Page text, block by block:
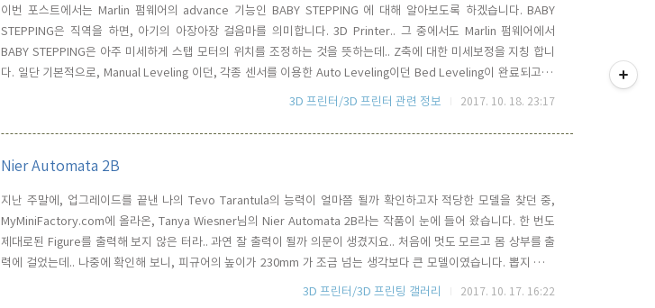
이번 포스트에서는 Marlin 펌웨어의 advance 기능인 BABY STEPPING 에 대해 알아보도록 하겠습니다. BABY
STEPPING은 직역을 하면, 아기의 아장아장 걸음마를 의미합니다. 3D Printer.. 그 중에서도 Marlin 펌웨어에서
BABY STEPPING은 아주 미세하게 스탭 모터의 위치를 조정하는 것을 뜻하는데.. Z축에 대한 미세보정을 지칭 합니
다. 일단 기본적으로, Manual Leveling 이던, 각종 센서를 이용한 Auto Leveling이던 Bed Leveling이 완료되고 나
서 프린팅이 시작되면, 참고되는 값은 Z Offset 뿐입니다. Z Offset에 명시된 값을 보정하여 Z축의 0포인트로 잡고
3D 프린터/3D 프린터 관련 정보 2017. 10. 18. 23:17
Nier Automata 2B
지난 주말에, 업그레이드를 끝낸 나의 Tevo Tarantula의 능력이 얼마쯤 될까 확인하고자 적당한 모델을 찾던 중,
MyMiniFactory.com에 올라온, Tanya Wiesner님의 Nier Automata 2B라는 작품이 눈에 들어 왔습니다. 한 번도
제대로된 Figure를 출력해 보지 않은 터라.. 과연 잘 출력이 될까 의문이 생겼지요.. 처음에 멋도 모르고 몸 상부를 출
력에 걸었는데.. 나중에 확인해 보니, 피규어의 높이가 230mm 가 조금 넘는 생각보다 큰 모델이였습니다. 뽑지 말까
하다가 그냥 끝까지 가보기로 했습니다. 출력하는데만 무려 21시간 30분....>
3D 프린터/3D 프린팅 갤러리 2017. 10. 17. 16:22
티스토리툴바